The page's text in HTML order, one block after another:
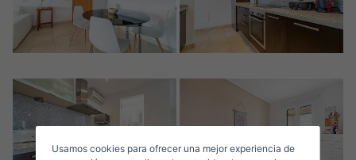
Descargar Expose
Nombre*
Apellidos*
Vende tu Propiedad
Usamos cookies para ofrecer una mejor experiencia de